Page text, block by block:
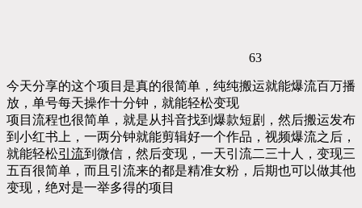
63
今天分享的这个项目是真的很简单，纯纯搬运就能爆流百万播
放，单号每天操作十分钟，就能轻松变现
项目流程也很简单，就是从抖音找到爆款短剧，然后搬运发布
到小红书上，一两分钟就能剪辑好一个作品，视频爆流之后，
就能轻松引流到微信，然后变现，一天引流二三十人，变现三
五百很简单，而且引流来的都是精准女粉，后期也可以做其他
变现，绝对是一举多得的项目